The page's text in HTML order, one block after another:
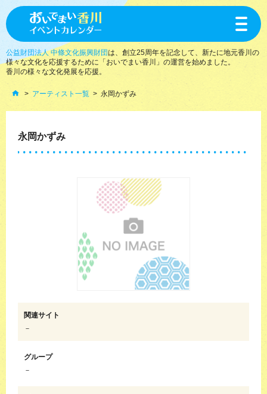
toggle
公益財団法人 中條文化振興財団は、創立25周年を記念して、新たに地元香川の
様々な文化を応援するために「おいでまい香川」の運営を始めました。
香川の様々な文化発展を応援。
アーティスト一覧 永岡かずみ
永岡かずみ
関連サイト
－
グループ
－